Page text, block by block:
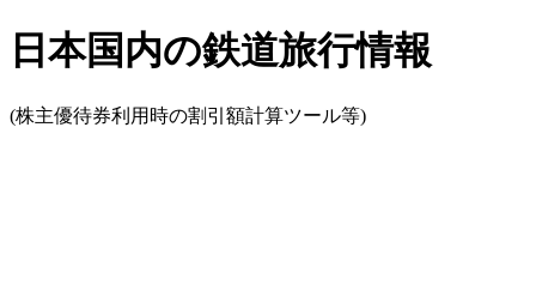
日本国内の鉄道旅行情報
(株主優待券利用時の割引額計算ツール等)